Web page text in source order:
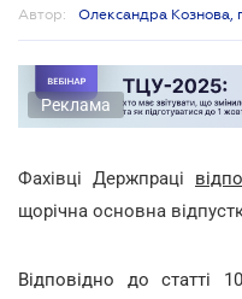
Автор: Олександра Кознова,
Реклама
Фахівці Держпраці
щорічна основна
Відповідно до статті